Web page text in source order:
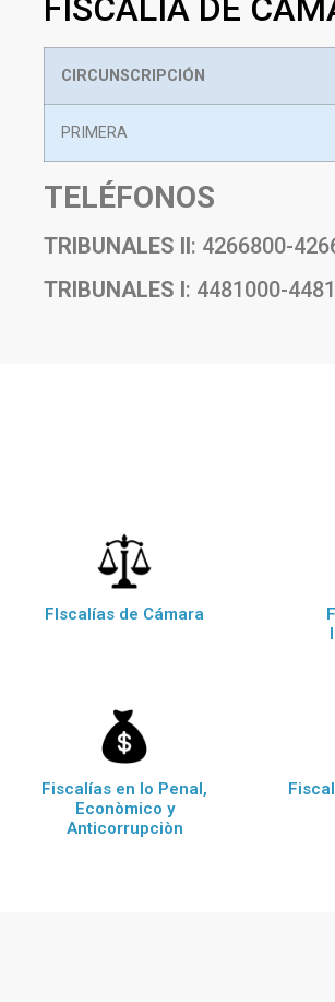
FISCALÍA DE
CIRCUNSCRIPCIÓN
PRIMERA
TELÉFONOS
TRIBUNALES II: 4266800-
TRIBUNALES I: 4481000-
FIscalías de Cámara
Fiscalías en lo Penal,
Econòmico y
Anticorrupciòn